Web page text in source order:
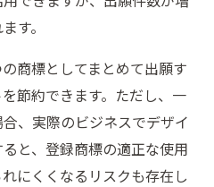
す。
商標としてまとめて出願す
節約できます。ただし、一
、実際のビジネスでデザイ
と、登録商標の適正な使用
にくくなるリスクも存在し